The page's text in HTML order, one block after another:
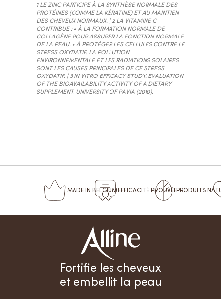
1 LE ZINC PARTICIPE À LA SYNTHÈSE NORMALE DES
PROTÉINES (COMME LA KÉRATINE) ET AU MAINTIEN
DES CHEVEUX NORMAUX. | 2 LA VITAMINE C
CONTRIBUE : • À LA FORMATION NORMALE DE
COLLAGÈNE POUR ASSURER LA FONCTION NORMALE
DE LA PEAU. • À PROTÉGER LES CELLULES CONTRE LE
STRESS OXYDATIF. LA POLLUTION
ENVIRONNEMENTALE ET LES RADIATIONS SOLAIRES
SONT LES CAUSES PRINCIPALES DE CE STRESS
OXYDATIF. | 3 IN VITRO EFFICACY STUDY. EVALUATION
OF THE BIOAVAILABILITY ACTIVITY OF A DIETARY
SUPPLEMENT. UNIVERSITY OF PAVIA (2010).
MADEIN BELGIUMEFFICACITÉPROUVÉEPRODUITS
Fortifie les cheveux
et embellit la peau